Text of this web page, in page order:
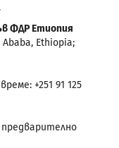
ФДР Етиопия
Ethiopia;
+251 91 125